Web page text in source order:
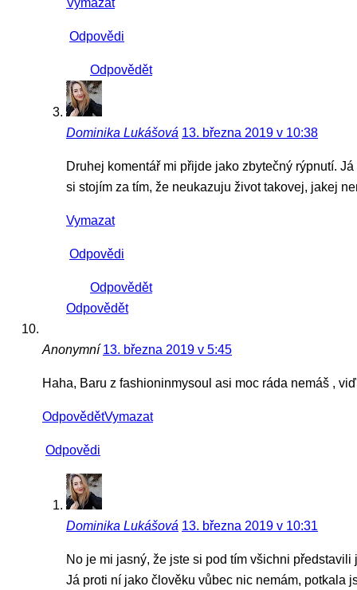
Vymazat
Odpovědi
Odpovědět
Dominika Lukášová 13. března 2019 v 10:38
Druhej komentář mi přijde jako zbytečný rýpnutí.
si stojím za tím, že neukazuju život takovej, jakej
Vymazat
Odpovědi
Odpovědět
Odpovědět
Anonymní 13. března 2019 v 5:45
Haha, Baru z fashioninmysoul asi moc ráda nemáš ,
OdpovědětVymazat
Odpovědi
Dominika Lukášová 13. března 2019 v 10:31
No je mi jasný, že jste si pod tím všichni
Já proti ní jako člověku vůbec nic nemám, potkala